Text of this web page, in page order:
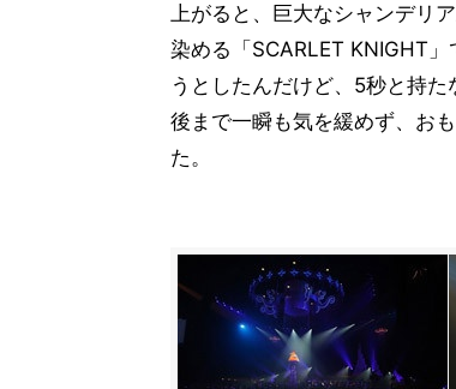
上がると、巨大なシャンデリ
染める「SCARLET KNIGHT
うとしたんだけど、5秒と持
後まで一瞬も気を緩めず、お
た。